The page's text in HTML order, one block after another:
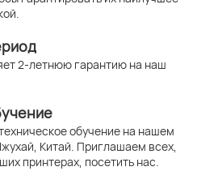
2-летнюю гарантию на наш
обучение на нашем
Китай. Приглашаем всех,
принтерах, посетить нас.